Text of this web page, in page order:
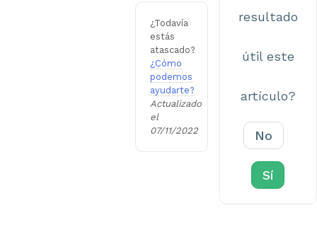
¿Todavía
estás
atascado?
¿Cómo
podemos
ayudarte?
Actualizado
el
07/11/2022
resultado
útil este
artículo?
No
Sí